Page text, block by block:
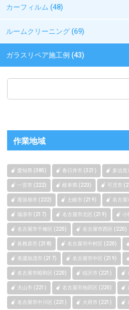
カーフィルム (48)
ルームクリーニング (69)
ガラスリペア施工例 (43)
作業地域
愛知県 (385) 春日井市 (321) 多治見
一宮市 (222) 岐阜県 (223) 可児市
尾張旭市 (222) 土岐市 (219) 名古屋
瑞浪市 (217) 名古屋市北区 (219) 小
名古屋市千種区 (220) 名古屋市西区 (220)
各務原市 (218) 名古屋市中村区 (220)
美濃加茂市 (217) 名古屋市中区 (219)
名古屋市昭和区 (220) 稲沢市 (221)
犬山市 (221) 名古屋市熱田区 (220)
名古屋市中川区 (221) 大府市 (221)